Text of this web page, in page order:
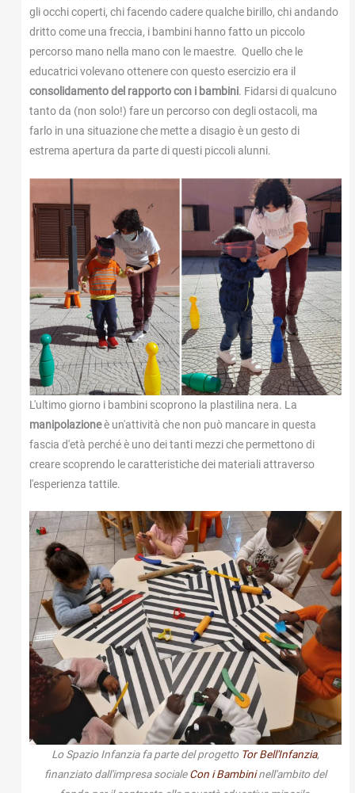
gli occhi coperti, chi facendo cadere qualche birillo, chi andando
dritto come una freccia, i bambini hanno fatto un piccolo
percorso mano nella mano con le maestre. Quello che le
educatrici volevano ottenere con questo esercizio era il
consolidamento del rapporto con i bambini. Fidarsi di qualcuno
tanto da (non solo!) fare un percorso con degli ostacoli, ma
farlo in una situazione che mette a disagio è un gesto di
estrema apertura da parte di questi piccoli alunni.
L'ultimo giorno i bambini scoprono la plastilina nera. La
manipolazioneè un'attività che non può mancare in questa
fascia d'età perché è uno dei tanti mezzi che permettono di
creare scoprendo le caratteristiche dei materiali attraverso
l'esperienza tattile.
Lo Spazio Infanzia fa parte del progetto Tor Bell'Infanzia,
finanziato dall'impresa socialeCon i Bambininell'ambito del